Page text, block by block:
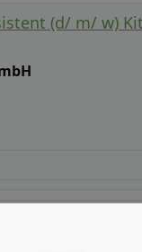
(d/ m/ w)